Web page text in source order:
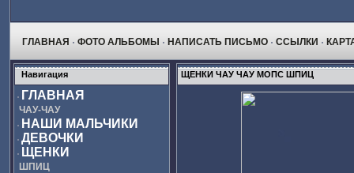
ГЛАВНАЯ ФОТО АЛЬБОМЫ НАПИСАТЬ ПИСЬМО ССЫЛКИ
Навигация
ГЛАВНАЯ
ЧАУ-ЧАУ
НАШИ МАЛЬЧИКИ
ДЕВОЧКИ
ЩЕНКИ
ШПИЦ
ЩЕНКИ ЧАУ ЧАУ МОПС ШПИЦ